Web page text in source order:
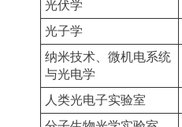
光伏学
光子学
纳米技术、微机电系统
与光电学
人类光电子实验室